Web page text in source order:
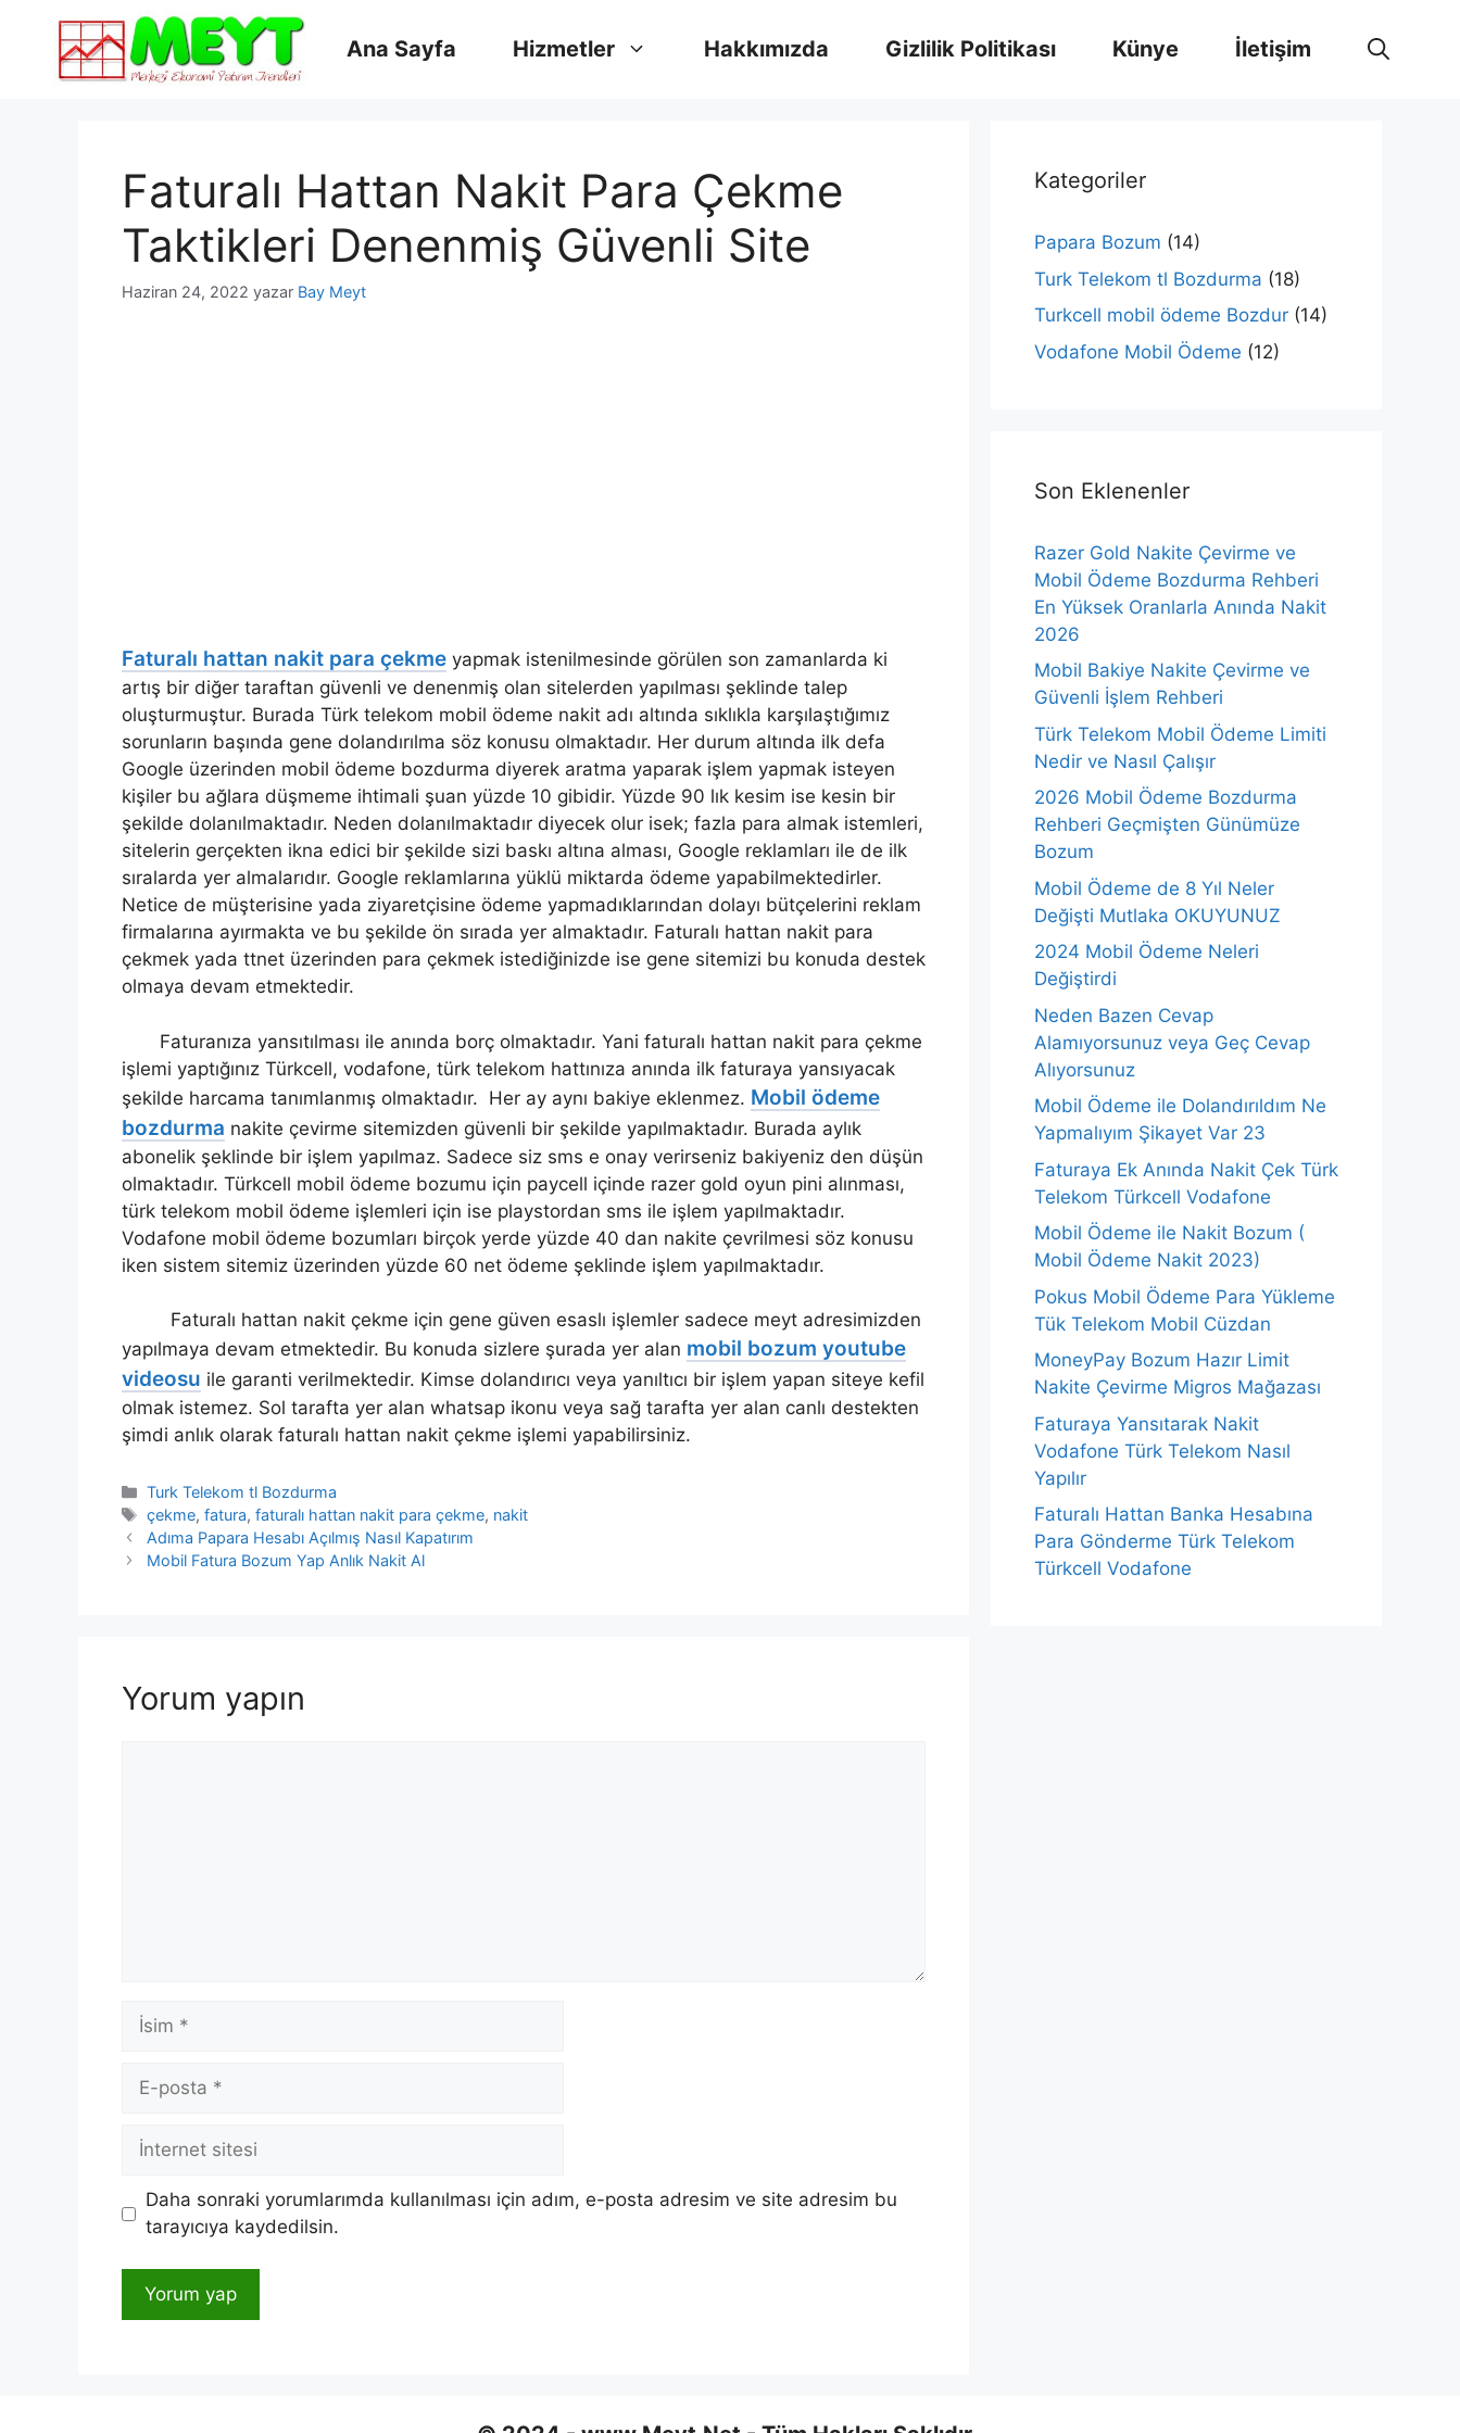
Ana Sayfa Hizmetler Hakkımızda Gizlilik Politikası Künye İletişim
Faturalı Hattan Nakit Para Çekme
Taktikleri Denenmiş Güvenli Site
Haziran 24, 2022 yazar Bay Meyt
Faturalı hattan nakit para çekme yapmak istenilmesinde görülen son zamanlarda ki
artış bir diğer taraftan güvenli ve denenmiş olan sitelerden yapılması şeklinde talep
oluşturmuştur. Burada Türk telekom mobil ödeme nakit adı altında sıklıkla karşılaştığımız
sorunların başında gene dolandırılma söz konusu olmaktadır. Her durum altında ilk defa
Google üzerinden mobil ödeme bozdurma diyerek aratma yaparak işlem yapmak isteyen
kişiler bu ağlara düşmeme ihtimali şuan yüzde 10 gibidir. Yüzde 90 lık kesim ise kesin bir
şekilde dolanılmaktadır. Neden dolanılmaktadır diyecek olur isek; fazla para almak istemleri,
sitelerin gerçekten ikna edici bir şekilde sizi baskı altına alması, Google reklamları ile de ilk
sıralarda yer almalarıdır. Google reklamlarına yüklü miktarda ödeme yapabilmektedirler.
Netice de müşterisine yada ziyaretçisine ödeme yapmadıklarından dolayı bütçelerini reklam
firmalarına ayırmakta ve bu şekilde ön sırada yer almaktadır. Faturalı hattan nakit para
çekmek yada ttnet üzerinden para çekmek istediğinizde ise gene sitemizi bu konuda destek
olmaya devam etmektedir.
Faturanıza yansıtılması ile anında borç olmaktadır. Yani faturalı hattan nakit para çekme
işlemi yaptığınız Türkcell, vodafone, türk telekom hattınıza anında ilk faturaya yansıyacak
şekilde harcama tanımlanmış olmaktadır. Her ay aynı bakiye eklenmez. Mobil ödeme
bozdurma nakite çevirme sitemizden güvenli bir şekilde yapılmaktadır. Burada aylık
abonelik şeklinde bir işlem yapılmaz. Sadece siz sms e onay verirseniz bakiyeniz den düşün
olmaktadır. Türkcell mobil ödeme bozumu için paycell içinde razer gold oyun pini alınması,
türk telekom mobil ödeme işlemleri için ise playstordan sms ile işlem yapılmaktadır.
Vodafone mobil ödeme bozumları birçok yerde yüzde 40 dan nakite çevrilmesi söz konusu
iken sistem sitemiz üzerinden yüzde 60 net ödeme şeklinde işlem yapılmaktadır.
Faturalı hattan nakit çekme için gene güven esaslı işlemler sadece meyt adresimizden
yapılmaya devam etmektedir. Bu konuda sizlere şurada yer alan mobil bozum youtube
videosu ile garanti verilmektedir. Kimse dolandırıcı veya yanıltıcı bir işlem yapan siteye kefil
olmak istemez. Sol tarafta yer alan whatsap ikonu veya sağ tarafta yer alan canlı destekten
şimdi anlık olarak faturalı hattan nakit çekme işlemi yapabilirsiniz.
Kategoriler
Turk Telekom tl Bozdurma
Etiketler
çekme,fatura,faturalı hattan nakit para çekme, nakit
Adıma Papara Hesabı Açılmış Nasıl Kapatırım
Mobil Fatura Bozum Yap Anlık Nakit Al
Yorum yapın
İsim
posta
İnternet
Daha sonraki yorumlarımda kullanılması için adım, e-posta adresim ve site adresim bu
tarayıcıya kaydedilsin.
Kategoriler
Papara Bozum (14)
Turk Telekom tl Bozdurma (18)
Turkcell mobil ödeme Bozdur (14)
Vodafone Mobil Ödeme (12)
Son Eklenenler
Razer Gold Nakite Çevirme ve
Mobil Ödeme Bozdurma Rehberi
En Yüksek Oranlarla Anında Nakit
2026
Mobil Bakiye Nakite Çevirme ve
Güvenli İşlem Rehberi
Türk Telekom Mobil Ödeme Limiti
Nedir ve Nasıl Çalışır
2026 Mobil Ödeme Bozdurma
Rehberi Geçmişten Günümüze
Bozum
Mobil Ödeme de 8 Yıl Neler
Değişti Mutlaka OKUYUNUZ
2024 Mobil Ödeme Neleri
Değiştirdi
Neden Bazen Cevap
Alamıyorsunuz veya Geç Cevap
Alıyorsunuz
Mobil Ödeme ile Dolandırıldım Ne
Yapmalıyım Şikayet Var 23
Faturaya Ek Anında Nakit Çek Türk
Telekom Türkcell Vodafone
Mobil Ödeme ile Nakit Bozum (
Mobil Ödeme Nakit 2023)
Pokus Mobil Ödeme Para Yükleme
Tük Telekom Mobil Cüzdan
MoneyPay Bozum Hazır Limit
Nakite Çevirme Migros Mağazası
Faturaya Yansıtarak Nakit
Vodafone Türk Telekom Nasıl
Yapılır
Faturalı Hattan Banka Hesabına
Para Gönderme Türk Telekom
Türkcell Vodafone